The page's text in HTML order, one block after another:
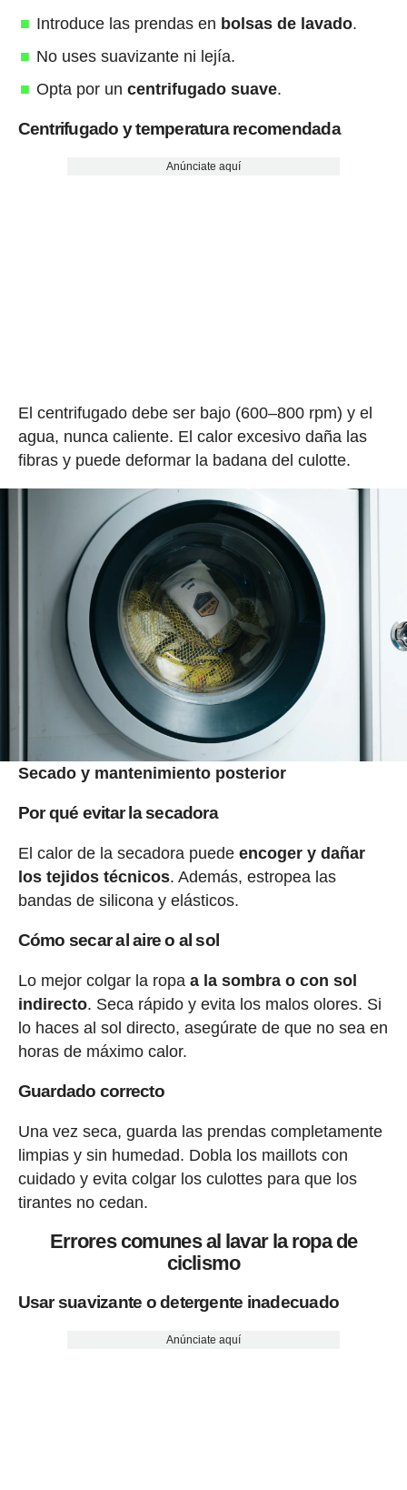
Introduce las prendas en bolsas de lavado.
No uses suavizante ni lejía.
Opta por un centrifugado suave.
Centrifugado y temperatura recomendada
Anúnciate aquí
El centrifugado debe ser bajo (600–800 rpm) y el
agua, nunca caliente. El calor excesivo daña las
fibras y puede deformar la badana del culotte.
Secado y mantenimiento posterior
Por qué evitar la secadora
El calor de la secadora puede encoger y dañar
los tejidos técnicos. Además, estropea las
bandas de silicona y elásticos.
Cómo secar al aire o al sol
Lo mejor colgar la ropa a la sombra o con sol
indirecto. Seca rápido y evita los malos olores. Si
lo haces al sol directo, asegúrate de que no sea en
horas de máximo calor.
Guardado correcto
Una vez seca, guarda las prendas completamente
limpias y sin humedad. Dobla los maillots con
cuidado y evita colgar los culottes para que los
tirantes no cedan.
Errores comunes al lavar la ropa de
ciclismo
Usar suavizante o detergente inadecuado
Anúnciate aquí